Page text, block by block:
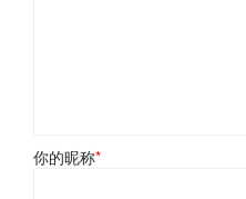
你的昵称*